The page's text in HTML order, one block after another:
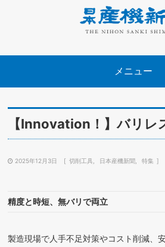
メニュー
【Innovation！】バリレ
2025年12月3日 切削工具 日本産機新聞 特集
精度と時短、無バリで両立
製造現場で人手不足対策やコスト削減、